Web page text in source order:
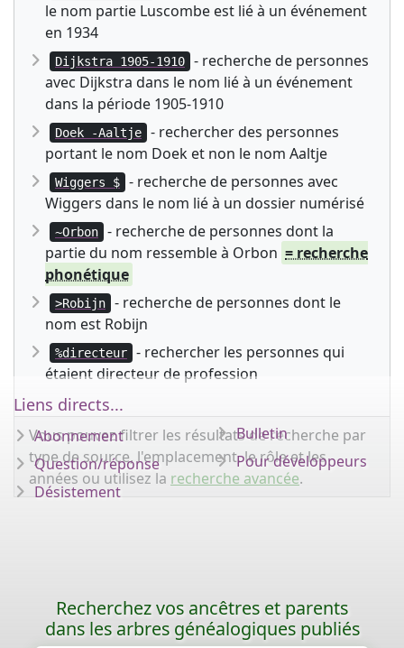
le nom partie Luscombe est lié à un événement
en 1934
Dijkstra 1905-1910
- recherche de personnes
avec Dijkstra dans le nom lié à un événement
dans la période 1905-1910
Doek -Aaltje
- rechercher des personnes
portant le nom Doek et non le nom Aaltje
Wiggers $
- recherche de personnes avec
Wiggers dans le nom lié à un dossier numérisé
~Orbon
- recherche de personnes dont la
partie du nom ressemble à Orbon = recherche
phonétique
>Robijn
- recherche de personnes dont le
nom est Robijn
%directeur
- rechercher les personnes qui
étaient directeur de profession
Vous pouvez filtrer les résultats de recherche par
type de source, l'emplacement, le rôle et les
années ou utilisez la recherche avancée.
Liens directs...
Abonnement
Question/réponse
Désistement
Bulletin
Pour développeurs
Recherchez vos ancêtres et parents
dans les arbres généalogiques publiés